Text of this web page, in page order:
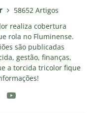
58652 Artigos
realiza cobertura
rola no Fluminense.
são publicadas
gestão, finanças,
a torcida tricolor fique